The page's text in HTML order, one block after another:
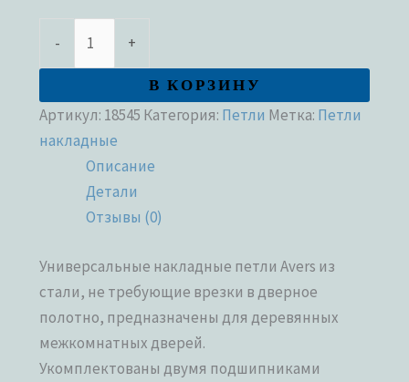
- +
В КОРЗИНУ
Артикул: 18545 Категория: Петли Метка: Петли
накладные
Описание
Детали
Отзывы (0)
Универсальные накладные петли Avers из
стали, не требующие врезки в дверное
полотно, предназначены для деревянных
межкомнатных дверей.
Укомплектованы двумя подшипниками